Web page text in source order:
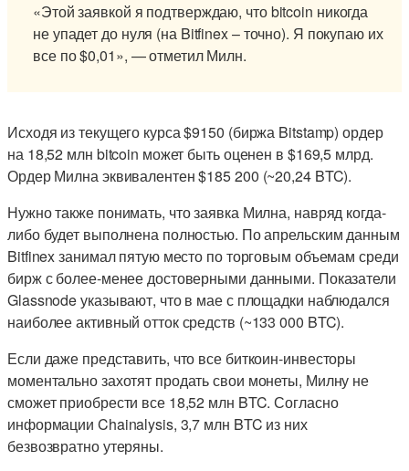
«Этой заявкой я подтверждаю, что bitcoin никогда
не упадет до нуля (на Bitfinex – точно). Я покупаю их
все по $0,01», — отметил Милн.
Исходя из текущего курса $9150 (биржа Bitstamp) ордер
на 18,52 млн bitcoin может быть оценен в $169,5 млрд.
Ордер Милна эквивалентен $185 200 (~20,24 BTC).
Нужно также понимать, что заявка Милна, навряд когда-
либо будет выполнена полностью. По апрельским данным
Bitfinex занимал пятую место по торговым объемам среди
бирж с более-менее достоверными данными. Показатели
Glassnode указывают, что в мае с площадки наблюдался
наиболее активный отток средств (~133 000 BTC).
Если даже представить, что все биткоин-инвесторы
моментально захотят продать свои монеты, Милну не
сможет приобрести все 18,52 млн BTC. Согласно
информации Chainalysis, 3,7 млн BTC из них
безвозвратно утеряны.